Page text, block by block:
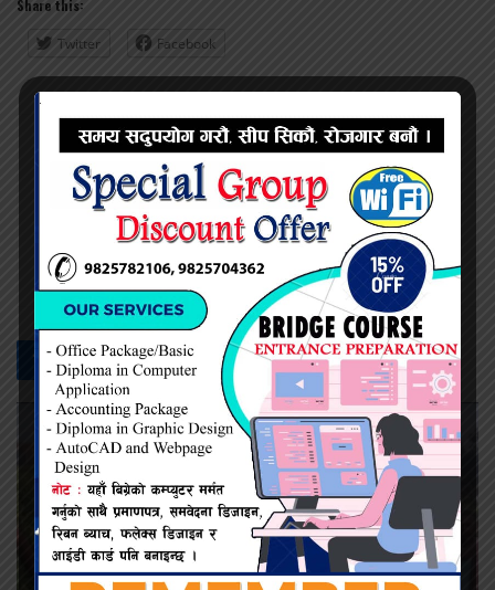
Share this:
Twitter Facebook
प्रदिप सिंह
सम्बन्धित -समाचार